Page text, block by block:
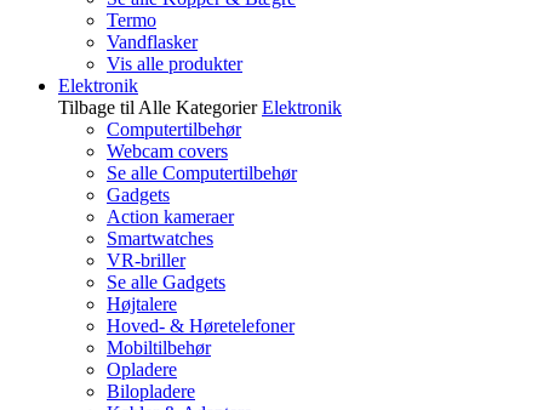
Termo
Vandflasker
Vis alle produkter
Elektronik
Tilbage til Alle Kategorier Elektronik
Computertilbehør
Webcam covers
Se alle Computertilbehør
Gadgets
Action kameraer
Smartwatches
VR-briller
Se alle Gadgets
Højtalere
Hoved- & Høretelefoner
Mobiltilbehør
Opladere
Bilopladere